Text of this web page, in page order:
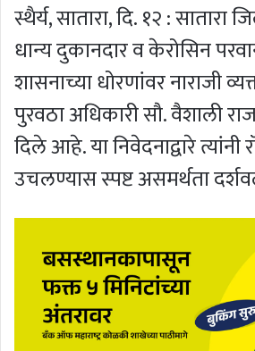
स्थैर्य, सातारा, दि. १२ : सातारा
धान्य दुकानदार व केरोसिन
शासनाच्या धोरणांवर नाराजी
पुरवठा अधिकारी सौ. वैशाली
दिले आहे. या निवेदनाद्वारे
उचलण्यास स्पष्ट असमर्थता